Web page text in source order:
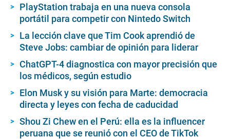
PlayStation trabaja en una nueva consola
portátil para competir con Nintedo Switch
La lección clave que Tim Cook aprendió de
Steve Jobs: cambiar de opinión para liderar
ChatGPT-4 diagnostica con mayor precisión que
los médicos, según estudio
Elon Musk y su visión para Marte: democracia
directa y leyes con fecha de caducidad
Shou Zi Chew en el Perú: ella es la influencer
peruana que se reunió con el CEO de TikTok